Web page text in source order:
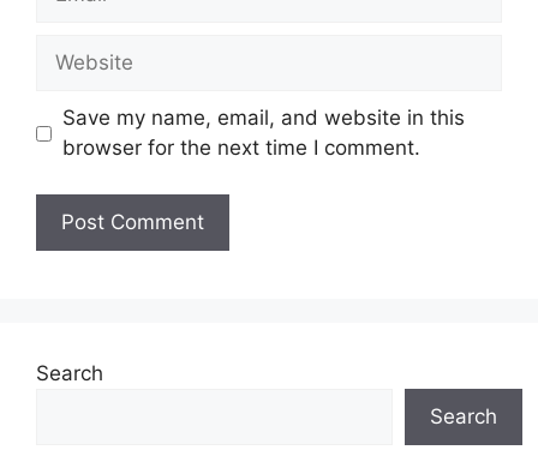
Website
Save my name, email, and website in this
browser for the next time I comment.
Search
Search